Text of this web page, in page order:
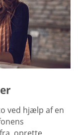
ved hjælp af en